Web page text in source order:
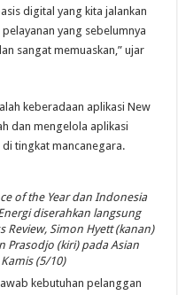
digital yang kita jalankan
yang sebelumnya
sangat memuaskan,” ujar
keberadaan aplikasi New
dan mengelola aplikasi
tingkat mancanegara.
of the Year dan Indonesia
diserahkan langsung
Review, Simon Hyett (kanan)
Prasodjo (kiri) pada Asian
(5/10)
kebutuhan pelanggan